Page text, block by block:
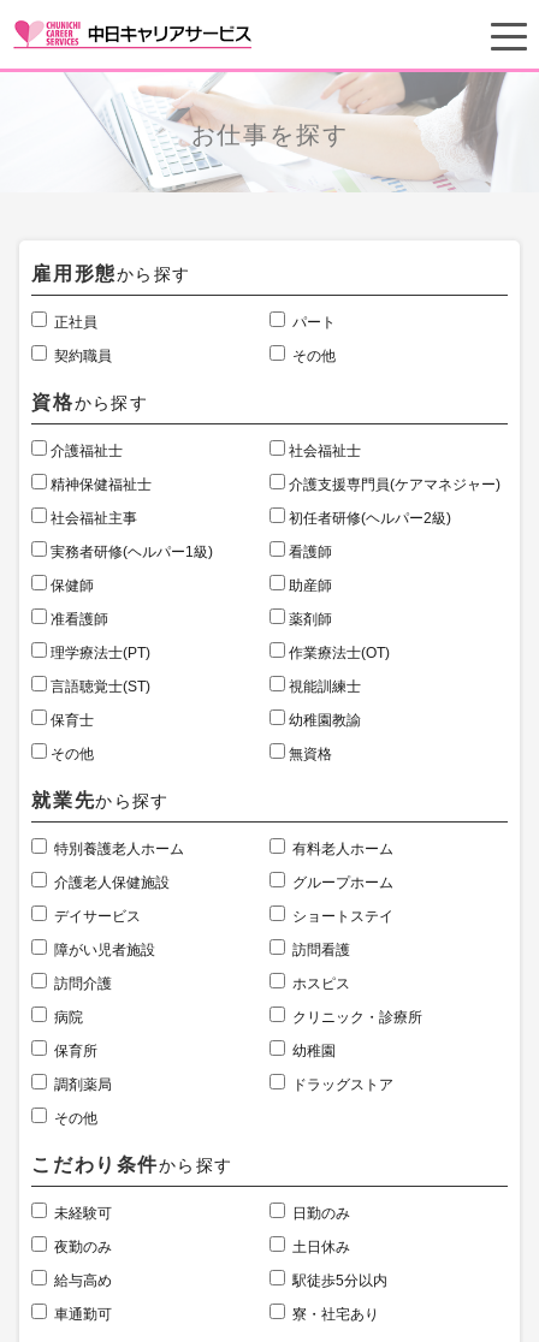
お仕事を探す
雇用形態から探す
正社員
パート
契約職員
その他
資格から探す
介護福祉士
社会福祉士
精神保健福祉士
介護支援専門員(ケアマネジャー)
社会福祉主事
初任者研修(ヘルパー2級)
実務者研修(ヘルパー1級)
看護師
保健師
助産師
准看護師
薬剤師
理学療法士(PT)
作業療法士(OT)
言語聴覚士(ST)
視能訓練士
保育士
幼稚園教諭
その他
無資格
就業先から探す
特別養護老人ホーム
有料老人ホーム
介護老人保健施設
グループホーム
デイサービス
ショートステイ
障がい児者施設
訪問看護
訪問介護
ホスピス
病院
クリニック・診療所
保育所
幼稚園
調剤薬局
ドラッグストア
その他
こだわり条件から探す
未経験可
日勤のみ
夜勤のみ
土日休み
給与高め
駅徒歩5分以内
車通勤可
寮・社宅あり